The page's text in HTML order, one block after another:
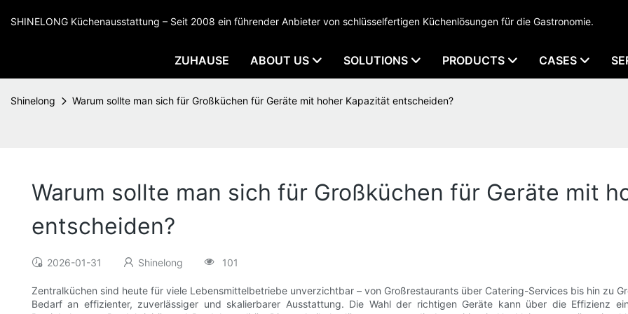
SHINELONG Küchenausstattung – Seit 2008 ein führender Anbieter von schlüsselfertigen Küchenlösungen für die Gastronomie.
ZUHAUSE ABOUT US SOLUTIONS PRODUCTS CASES
Shinelong Warum sollte man sich für Großküchen für Geräte mit hoher Kapazität entscheiden?
Warum sollte man sich für Großküchen für Geräte mit
entscheiden?
2026-01-31 Shinelong 101
Zentralküchen sind heute für viele Lebensmittelbetriebe unverzichtbar – von Großrestaurants über Catering-Services bis hin zu
Bedarf an effizienter, zuverlässiger und skalierbarer Ausstattung. Die Wahl der richtigen Geräte kann über die Effizienz